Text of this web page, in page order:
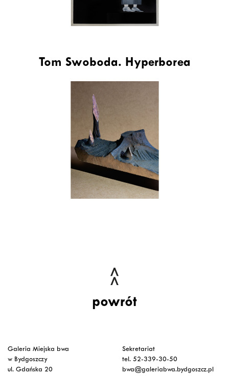
Tom Swoboda. Hyperborea
powrót
Galeria Miejska bwa
w Bydgoszczy
ul. Gdańska 20
Sekretariat
tel. 52-339-30-50
bwa@galeriabwa.bydgoszcz.pl